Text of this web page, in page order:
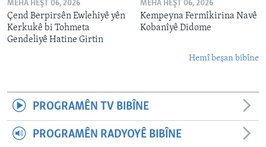
MEHA HEŞT 06, 2026
Çend Berpirsên Ewlehiyê yên
Kerkukê bi Tohmeta
Gendeliyê Hatine Girtin
MEHA HEŞT 06, 2026
Kempeyna Fermîkirina Navê
Kobanîyê Didome
Hemî beşan bibîne
PROGRAMÊN TV BIBÎNE
PROGRAMÊN RADYOYÊ BIBÎNE